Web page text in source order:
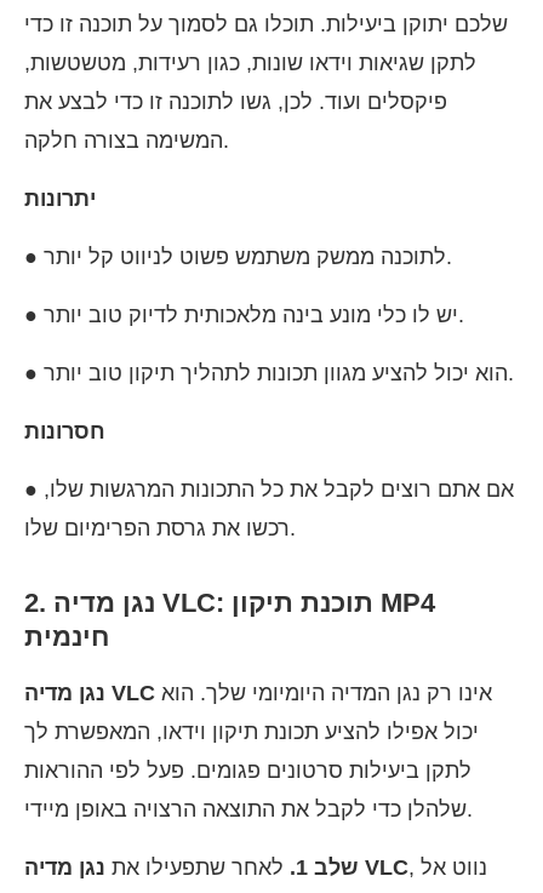
שלכם יתוקן ביעילות. תוכלו גם לסמוך על תוכנה זו כדי
לתקן שגיאות וידאו שונות, כגון רעידות, מטשטשות,
פיקסלים ועוד. לכן, גשו לתוכנה זו כדי לבצע את
המשימה בצורה חלקה.
יתרונות
● לתוכנה ממשק משתמש פשוט לניווט קל יותר.
● יש לו כלי מונע בינה מלאכותית לדיוק טוב יותר.
● הוא יכול להציע מגוון תכונות לתהליך תיקון טוב יותר.
חסרונות
● אם אתם רוצים לקבל את כל התכונות המרגשות שלו,
רכשו את גרסת הפרימיום שלו.
2. נגן מדיה VLC: תוכנת תיקון MP4
חינמית
נגן מדיה VLC
יכול אפילו להציע תכונת תיקון וידאו, המאפשרת לך
לתקן ביעילות סרטונים פגומים. פעל לפי ההוראות
שלהלן כדי לקבל את התוצאה הרצויה באופן מיידי.
שלב 1. לאחר שתפעילו את נגן מדיה VLC, נווט אל